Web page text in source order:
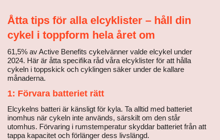
Åtta tips för alla elcyklister – håll din
cykel i toppform hela året om
61,5% av Active Benefits cykelvänner valde elcykel under
2024. Här är åtta specifika råd våra elcyklister för att hålla
cykeln i toppskick och cyklingen säker under de kallare
månaderna.
1: Förvara batteriet rätt
Elcykelns batteri är känsligt för kyla. Ta alltid med batteriet
inomhus när cykeln inte används, särskilt om den står
utomhus. Förvaring i rumstemperatur skyddar batteriet från att
tappa kapacitet och förlänger dess livslängd.